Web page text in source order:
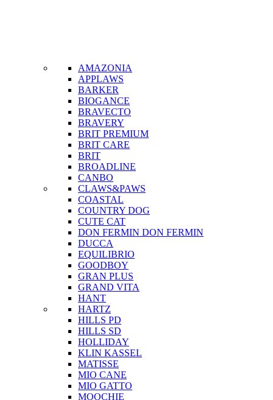
AMAZONIA
APPLAWS
BARKER
BIOGANCE
BRAVECTO
BRAVERY
BRIT PREMIUM
BRIT CARE
BRIT
BROADLINE
CANBO
CLAWS&PAWS
COASTAL
COUNTRY DOG
CUTE CAT
DON FERMIN DON FERMIN
DUCCA
EQUILIBRIO
GOODBOY
GRAN PLUS
GRAND VITA
HANT
HARTZ
HILLS PD
HILLS SD
HOLLIDAY
KLIN KASSEL
MATISSE
MIO CANE
MIO GATTO
MOOCHIE